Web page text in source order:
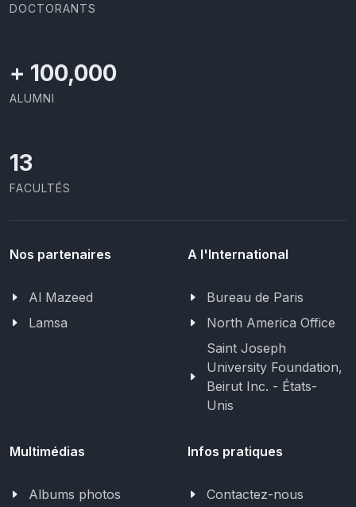
DOCTORANTS
+ 100,000
ALUMNI
13
FACULTÉS
Nos partenaires
Al Mazeed
Lamsa
A l'International
Bureau de Paris
North America Office
Saint Joseph
University Foundation,
Beirut Inc. - États-
Unis
Multimédias
Albums photos
Infos pratiques
Contactez-nous